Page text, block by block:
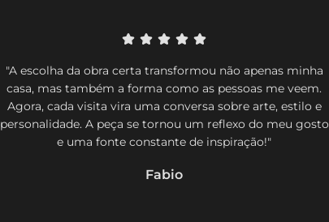
"A escolha da obra certa transformou não apenas minha
casa, mas também a forma como as pessoas me veem.
Agora, cada visita vira uma conversa sobre arte, estilo e
personalidade. A peça se tornou um reflexo do meu gosto
e uma fonte constante de inspiração!"
Fabio